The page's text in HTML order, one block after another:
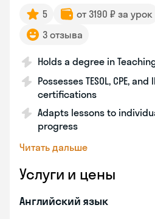
5 от 3190 ₽ за урок
3 отзыва
Holds a degree in
Possesses TESOL, CPE, and
certifications
Adapts lessons to
progress
Читать дальше
Услуги и цены
Английский язык